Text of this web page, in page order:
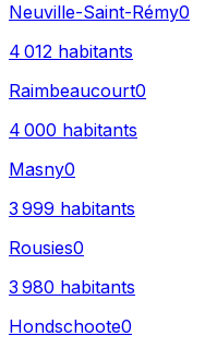
Neuville-Saint-Rémy0
4 012 habitants
Raimbeaucourt0
4 000 habitants
Masny0
3 999 habitants
Rousies0
3 980 habitants
Hondschoote0